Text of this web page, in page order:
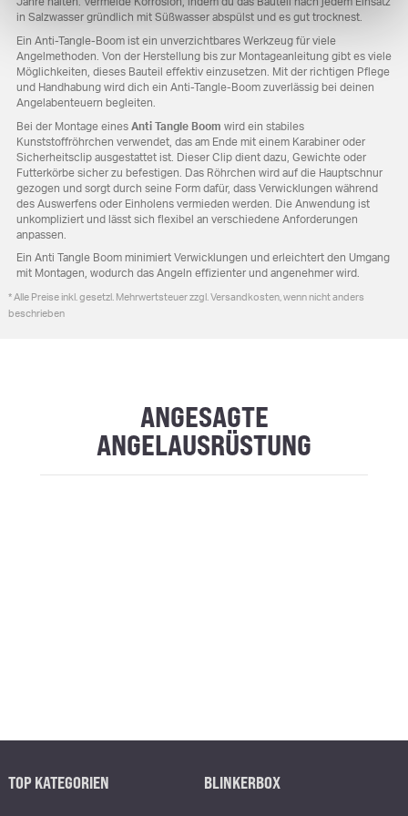
in Salzwasser gründlich mit Süßwasser abspülst und es gut trocknest.
Ein Anti-Tangle-Boom ist ein unverzichtbares Werkzeug für viele
Angelmethoden. Von der Herstellung bis zur Montageanleitung gibt es viele
Möglichkeiten, dieses Bauteil effektiv einzusetzen. Mit der richtigen Pflege
und Handhabung wird dich ein Anti-Tangle-Boom zuverlässig bei deinen
Angelabenteuern begleiten.
Bei der Montage eines Anti Tangle Boom wird ein stabiles
Kunststoffröhrchen verwendet, das am Ende mit einem Karabiner oder
Sicherheitsclip ausgestattet ist. Dieser Clip dient dazu, Gewichte oder
Futterkörbe sicher zu befestigen. Das Röhrchen wird auf die Hauptschnur
gezogen und sorgt durch seine Form dafür, dass Verwicklungen während
des Auswerfens oder Einholens vermieden werden. Die Anwendung ist
unkompliziert und lässt sich flexibel an verschiedene Anforderungen
anpassen.
Ein Anti Tangle Boom minimiert Verwicklungen und erleichtert den Umgang
mit Montagen, wodurch das Angeln effizienter und angenehmer wird.
* Alle Preise inkl. gesetzl. Mehrwertsteuer zzgl. Versandkosten, wenn nicht anders
beschrieben
ANGESAGTE
ANGELAUSRÜSTUNG
TOP KATEGORIEN BLINKERBOX